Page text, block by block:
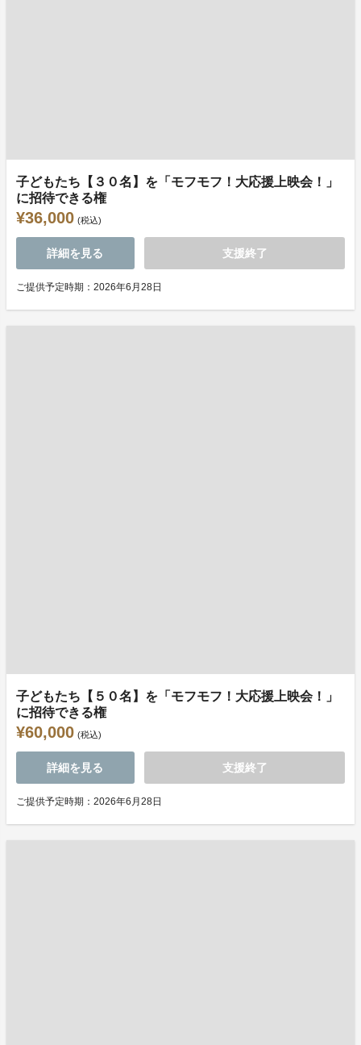
子どもたち【３０名】を「モフモフ！大応援上映会！」
に招待できる権
¥36,000 (税込)
詳細を見る 支援終了
ご提供予定時期：2026年6月28日
子どもたち【５０名】を「モフモフ！大応援上映会！」
に招待できる権
¥60,000 (税込)
詳細を見る 支援終了
ご提供予定時期：2026年6月28日